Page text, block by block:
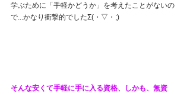
学ぶために「手軽かどうか」を考えたことがないの
で...かなり衝撃的でしたΣ(・▽・;)
そんな安くて手軽に手に入る資格、しかも、無資